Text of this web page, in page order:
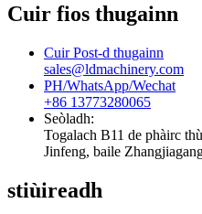
Cuir fios thugainn
Cuir Post-d thugainn
sales@ldmachinery.com
PH/WhatsApp/Wechat
+86 13773280065
Seòladh:
Togalach B11 de phàirc
Jinfeng, baile
stiùireadh